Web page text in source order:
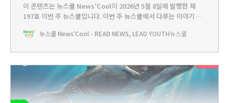
이 콘텐츠는 뉴스쿨 News’Cool이 2026년 5월 8일에 발행한 제
197호 이번 주 뉴스쿨입니다.‌ 이번 주 뉴스쿨에서 다루는 이야기는...
TV - 노래하는 고래 ‘혹등고래’를 아시나요?PLAY - 티미의 비밀 일
뉴스쿨 News'Cool - READ NEWS, LEAD YOUTH뉴스쿨